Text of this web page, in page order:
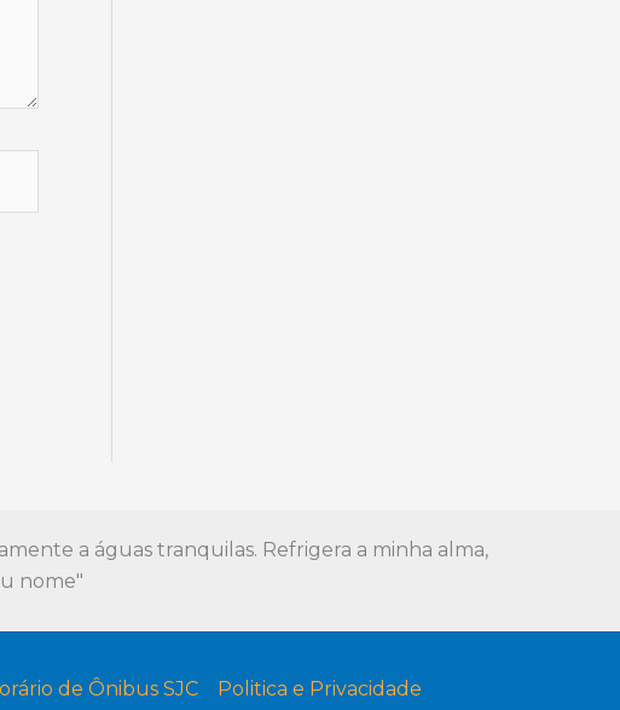
a águas tranquilas. Refrigera a minha alma,
nome"
de Ônibus SJC
Politica e Privacidade